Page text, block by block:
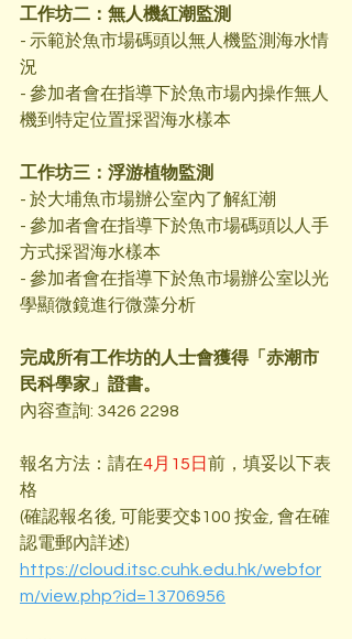
工作坊二：無人機紅潮監測
- 示範於魚市場碼頭以無人機監測海水情
況
- 參加者會在指導下於魚市場內操作無人
機到特定位置採習海水樣本
工作坊三：浮游植物監測
- 於大埔魚市場辦公室內了解紅潮
- 參加者會在指導下於魚市場碼頭以人手
方式採習海水樣本
- 參加者會在指導下於魚市場辦公室以光
學顯微鏡進行微藻分析
完成所有工作坊的人士會獲得「赤潮市
民科學家」證書。
內容查詢: 3426 2298
報名方法：請在4月15日 前，填妥以下表
格
(確認報名後, 可能要交$100 按金, 會在確
認電郵內詳述)
https://cloud.itsc.cuhk.edu.hk/webfor
m/view.php?id=13706956